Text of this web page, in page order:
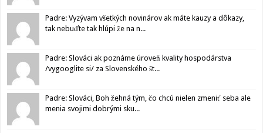
Padre: Vyzývam všetkých novinárov ak máte kauzy a dôkazy,
tak nebuďte tak hlúpi že na n...
Padre: Slováci ak poznáme úroveň kvality hospodárstva
/vygooglite si/ za Slovenského št...
Padre: Slováci, Boh žehná tým, čo chcú nielen zmeniť seba ale
menia svojimi dobrými sku...